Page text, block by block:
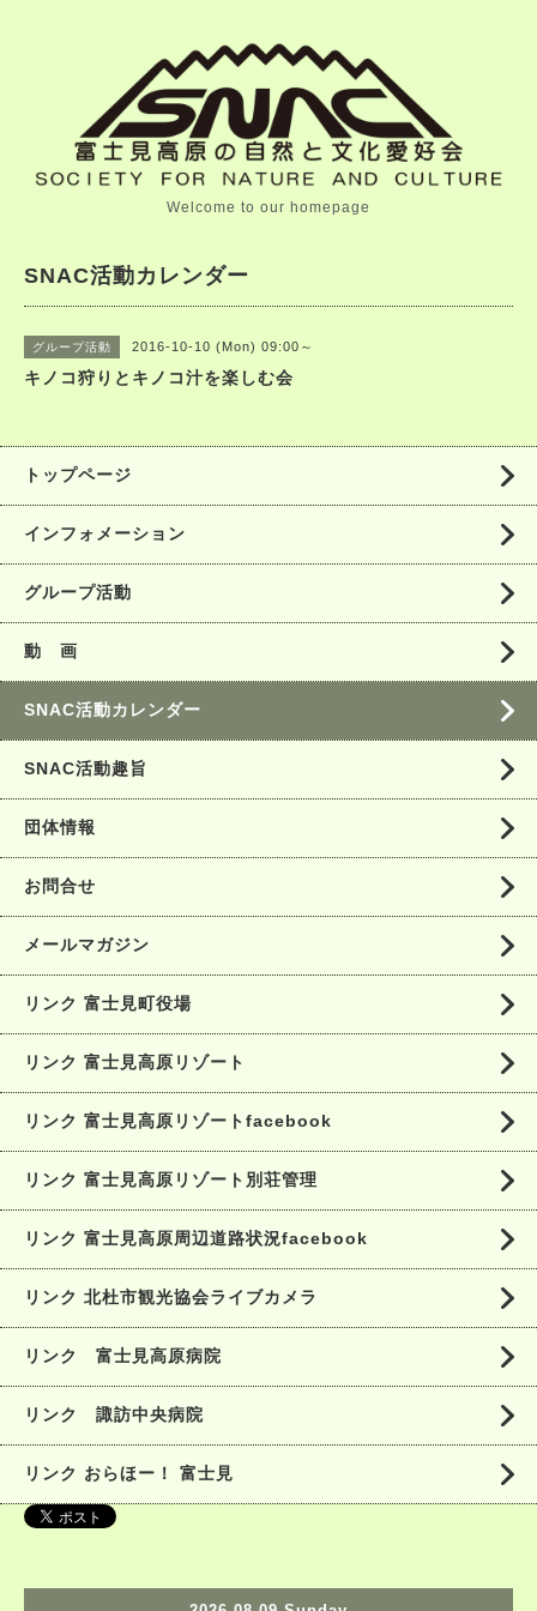
Welcome to our homepage
SNAC活動カレンダー
グループ活動 2016-10-10 (Mon) 09:00～
キノコ狩りとキノコ汁を楽しむ会
トップページ
インフォメーション
グループ活動
動 画
SNAC活動カレンダー
SNAC活動趣旨
団体情報
お問合せ
メールマガジン
リンク 富士見町役場
リンク 富士見高原リゾート
リンク 富士見高原リゾートfacebook
リンク 富士見高原リゾート別荘管理
リンク 富士見高原周辺道路状況facebook
リンク 北杜市観光協会ライブカメラ
リンク 富士見高原病院
リンク 諏訪中央病院
リンク おらほー！ 富士見